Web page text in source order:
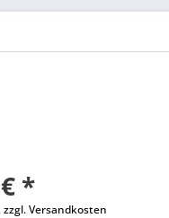
*
zzgl. Versandkosten